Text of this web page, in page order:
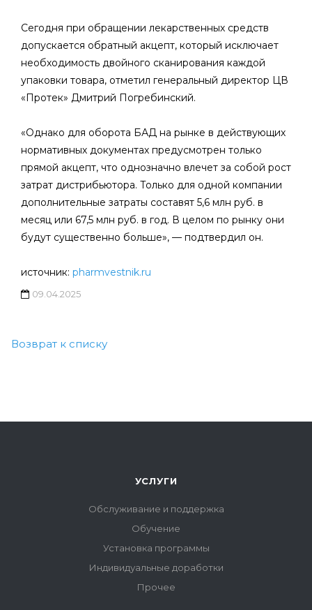
Сегодня при обращении лекарственных средств
допускается обратный акцепт, который исключает
необходимость двойного сканирования каждой
упаковки товара, отметил генеральный директор ЦВ
«Протек» Дмитрий Погребинский.
«Однако для оборота БАД на рынке в действующих
нормативных документах предусмотрен только
прямой акцепт, что однозначно влечет за собой рост
затрат дистрибьютора. Только для одной компании
дополнительные затраты составят 5,6 млн руб. в
месяц или 67,5 млн руб. в год. В целом по рынку они
будут существенно больше», — подтвердил он.
источник: pharmvestnik.ru
09.04.2025
Возврат к списку
УСЛУГИ
Обслуживание и поддержка
Обучение
Установка программы
Индивидуальные доработки
Прочее